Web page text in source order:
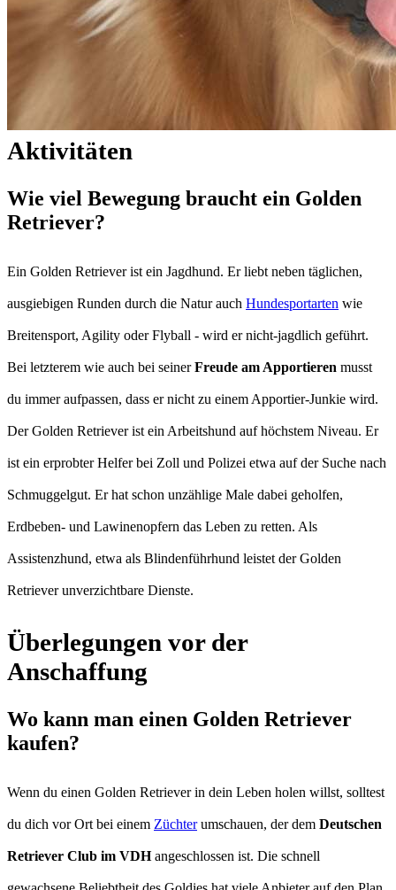
Aktivitäten
Wie viel Bewegung braucht ein Golden
Retriever?
Ein Golden Retriever ist ein Jagdhund. Er liebt neben täglichen,
ausgiebigen Runden durch die Natur auch Hundesportarten wie
Breitensport, Agility oder Flyball - wird er nicht-jagdlich geführt.
Bei letzterem wie auch bei seinerFreude am Apportieren musst
du immer aufpassen, dass er nicht zu einem Apportier-Junkie wird.
Der Golden Retriever ist ein Arbeitshund auf höchstem Niveau. Er
ist ein erprobter Helfer bei Zoll und Polizei etwa auf der Suche nach
Schmuggelgut. Er hat schon unzählige Male dabei geholfen,
Erdbeben- und Lawinenopfern das Leben zu retten. Als
Assistenzhund, etwa als Blindenführhund leistet der Golden
Retriever unverzichtbare Dienste.
Überlegungen vor der
Anschaffung
Wo kann man einen Golden Retriever
kaufen?
Wenn du einen Golden Retriever in dein Leben holen willst, solltest
du dich vor Ort bei einem Züchterumschauen, der dem Deutschen
Retriever Club im VDHangeschlossen ist. Die schnell